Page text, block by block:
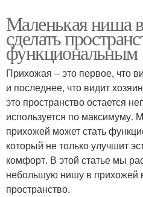
Маленькая ниша
сделать
функциональным
Прихожая – это первое, что
и последнее, что видит
это пространство остается
используется по максимуму.
прихожей может стать
который не только улучшит
комфорт. В этой статье мы
небольшую нишу в прихожей
пространство.